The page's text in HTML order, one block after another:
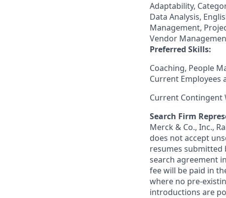
Adaptability,
Data Analysis,
Management,
Vendor
Preferred Skills:
Coaching, People
Current Employees
Current Contingent
Search Firm
Merck & Co., Inc.,
does not accept
resumes submitted
search agreement
fee will be paid in
where no pre-
introductions are